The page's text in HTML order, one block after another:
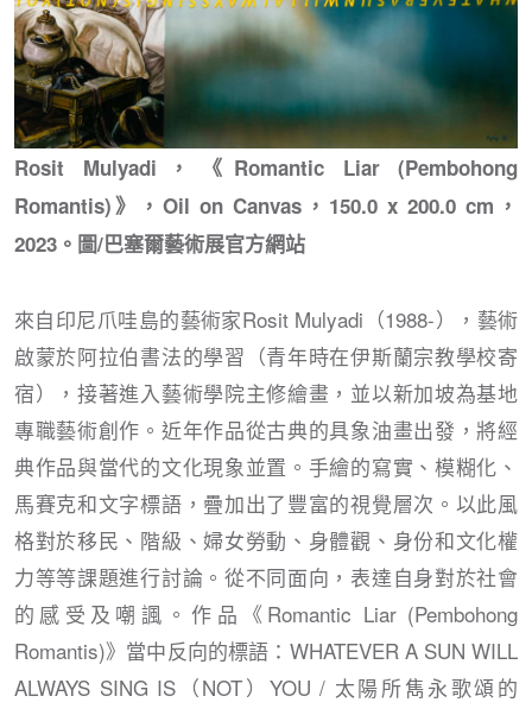
Rosit Mulyadi，《Romantic Liar (Pembohong
Romantis)》，Oil on Canvas，150.0 x 200.0 cm，
2023。圖/巴塞爾藝術展官方網站
來自印尼爪哇島的藝術家Rosit Mulyadi（1988-），藝術
啟蒙於阿拉伯書法的學習（青年時在伊斯蘭宗教學校寄
宿），接著進入藝術學院主修繪畫，並以新加坡為基地
專職藝術創作。近年作品從古典的具象油畫出發，將經
典作品與當代的文化現象並置。手繪的寫實、模糊化、
馬賽克和文字標語，疊加出了豐富的視覺層次。以此風
格對於移民、階級、婦女勞動、身體觀、身份和文化權
力等等課題進行討論。從不同面向，表達自身對於社會
的感受及嘲諷。作品《Romantic Liar (Pembohong
Romantis)》當中反向的標語：WHATEVER A SUN WILL
ALWAYS SING IS（NOT）YOU / 太陽所雋永歌頌的